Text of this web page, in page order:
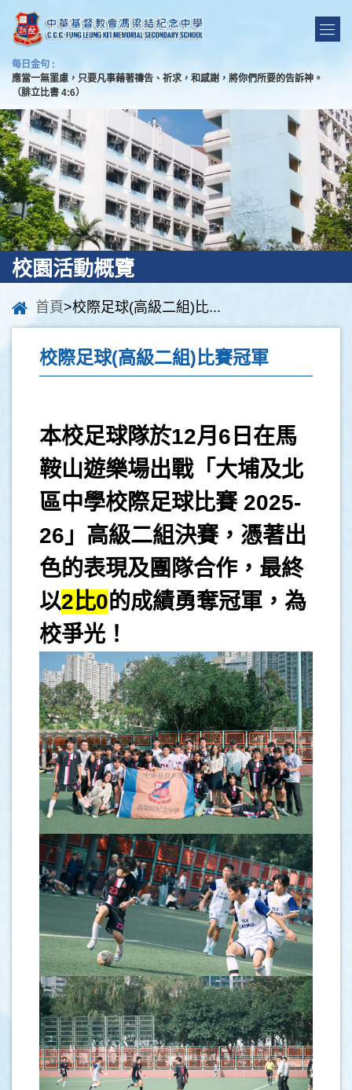
每日金句 :
應當一無罣慮，只要凡事藉著禱告、祈求，和感謝，將你們所要的告訴神。
（腓立比書 4:6）
校園活動概覽
首頁>校際足球(高級二組)比...
校際足球(高級二組)比賽冠軍
本校足球隊於12月6日在馬
鞍山遊樂場出戰「大埔及北
區中學校際足球比賽 2025-
26」高級二組決賽，憑著出
色的表現及團隊合作，最終
以2比0的成績勇奪冠軍，為
校爭光！